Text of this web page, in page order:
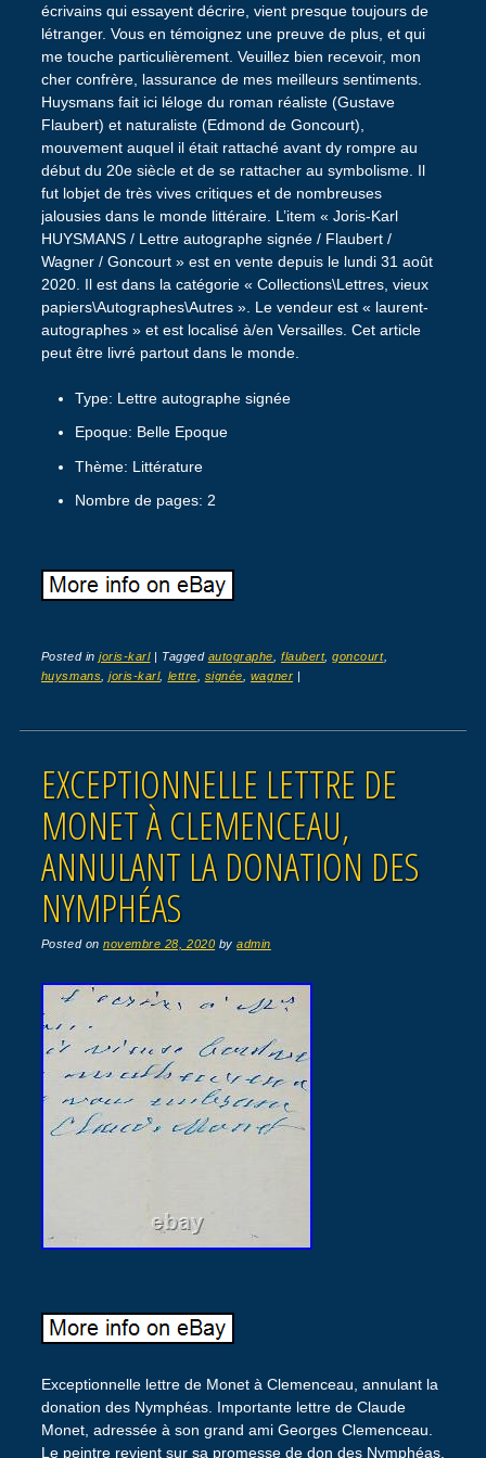
écrivains qui essayent décrire, vient presque toujours de
létranger. Vous en témoignez une preuve de plus, et qui
me touche particulièrement. Veuillez bien recevoir, mon
cher confrère, lassurance de mes meilleurs sentiments.
Huysmans fait ici léloge du roman réaliste (Gustave
Flaubert) et naturaliste (Edmond de Goncourt),
mouvement auquel il était rattaché avant dy rompre au
début du 20e siècle et de se rattacher au symbolisme. Il
fut lobjet de très vives critiques et de nombreuses
jalousies dans le monde littéraire. L’item « Joris-Karl
HUYSMANS / Lettre autographe signée / Flaubert /
Wagner / Goncourt » est en vente depuis le lundi 31 août
2020. Il est dans la catégorie « Collections\Lettres, vieux
papiers\Autographes\Autres ». Le vendeur est « laurent-
autographes » et est localisé à/en Versailles. Cet article
peut être livré partout dans le monde.
Type: Lettre autographe signée
Epoque: Belle Epoque
Thème: Littérature
Nombre de pages: 2
Posted injoris-karl Tagged autographe ,flaubert,goncourt,
huysmans ,joris-karl, lettre signée wagner
EXCEPTIONNELLE LETTRE DE
MONET À CLEMENCEAU,
ANNULANT LA DONATION DES
NYMPHÉAS
Posted onnovembre 28, 2020 byadmin
Exceptionnelle lettre de Monet à Clemenceau, annulant la
donation des Nymphéas. Importante lettre de Claude
Monet, adressée à son grand ami Georges Clemenceau.
Le peintre revient sur sa promesse de don des Nymphéas.